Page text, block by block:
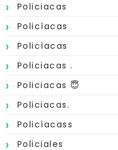
Policiacas
Policíacas
Policìacas
Policiacas .
Policiacas 😇
Policiacas.
Policíacass
Policiales